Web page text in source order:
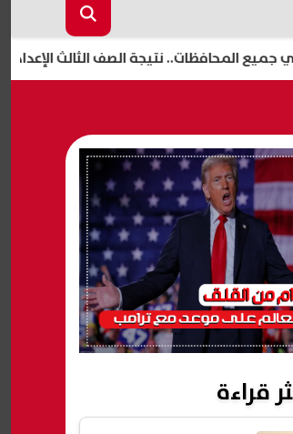
نتيجة الصف الثالث الإعدادي الدور الثاني
قراءة